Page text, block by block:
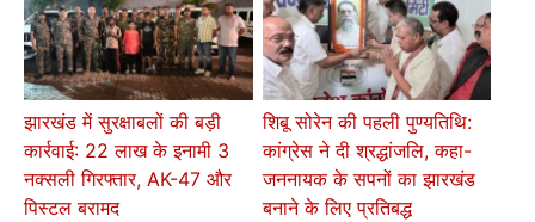
झारखंड में सुरक्षाबलों की बड़ी
कार्रवाई: 22 लाख के इनामी 3
नक्सली गिरफ्तार, AK-47 और
पिस्टल बरामद
शिबू सोरेन की पहली पुण्यतिथि:
कांग्रेस ने दी श्रद्धांजलि, कहा-
जननायक के सपनों का झारखंड
बनाने के लिए प्रतिबद्ध